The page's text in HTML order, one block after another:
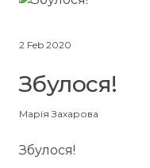
2 Feb 2020
Збулося!
Марія Захарова
Збулося!